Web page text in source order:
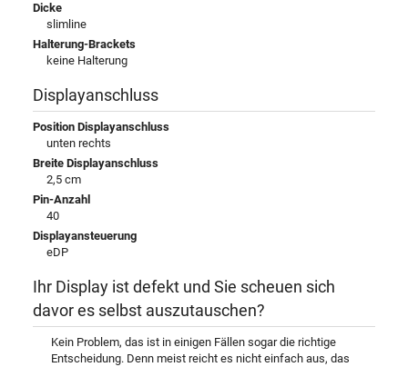
Dicke
slimline
Halterung-Brackets
keine Halterung
Displayanschluss
Position Displayanschluss
unten rechts
Breite Displayanschluss
2,5 cm
Pin-Anzahl
40
Displayansteuerung
eDP
Ihr Display ist defekt und Sie scheuen sich
davor es selbst auszutauschen?
Kein Problem, das ist in einigen Fällen sogar die richtige
Entscheidung. Denn meist reicht es nicht einfach aus, das